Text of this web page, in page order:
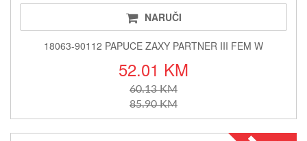
NARUČI
18063-90112 PAPUCE ZAXY PARTNER III FEM W
52.01 KM
60.13 KM
85.90 KM